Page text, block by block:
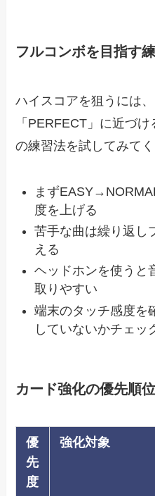
フルコンボを目指す
ハイスコアを狙うには
「PERFECT」に近づ
の練習法を試してみてく
まず
度を上げる
苦手な曲は繰り返し
える
ヘッドホンを使うと
取りやすい
端末のタッチ感度を
していないかチェッ
カード強化の優先順位
優
先
度
強化対象